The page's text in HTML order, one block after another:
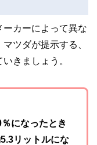
カーによって異な
ツダが提示する、
きましょう。
になったとき
リットルにな